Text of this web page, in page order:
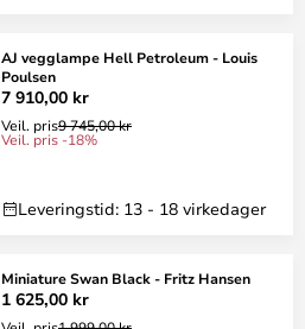
AJ vegglampe Hell Petroleum - Louis
Poulsen
7 910,00 kr
Veil. pris9 745,00 kr
Veil. pris -18%
Leveringstid: 13 - 18 virkedager
Miniature Swan Black - Fritz Hansen
1 625,00 kr